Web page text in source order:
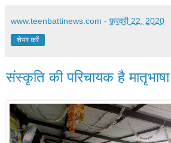
www.teenbattinews.com - फ़रवरी 22, 2020
शेयर करें
संस्कृति की परिचायक है